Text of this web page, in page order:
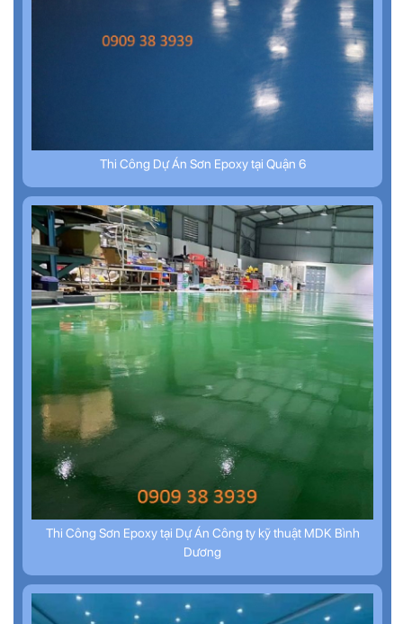
Thi Công Dự Án Sơn Epoxy tại Quận 6
Thi Công Sơn Epoxy tại Dự Án Công ty kỹ thuật MDK Bình
Dương